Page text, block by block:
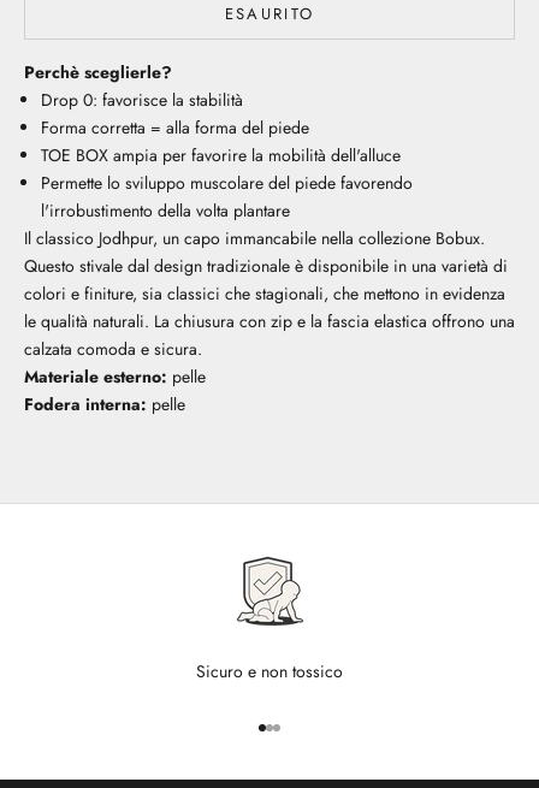
ESAURITO
Perchè sceglierle?
Drop 0: favorisce la stabilità
Forma corretta = alla forma del piede
TOE BOX ampia per favorire la mobilità dell'alluce
Permette lo sviluppo muscolare del piede favorendo
l'irrobustimento della volta plantare
Il classico Jodhpur, un capo immancabile nella collezione Bobux.
Questo stivale dal design tradizionale è disponibile in una varietà di
colori e finiture, sia classici che stagionali, che mettono in evidenza
le qualità naturali. La chiusura con zip e la fascia elastica offrono una
calzata comoda e sicura.
Materiale esterno: pelle
Fodera interna: pelle
Sicuro e non tossico
Vai all'articolo 1
Vai all'articolo 2
Vai all'articolo 3